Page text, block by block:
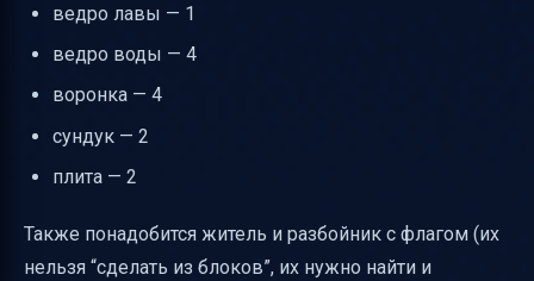
ведро лавы — 1
ведро воды — 4
воронка — 4
сундук — 2
плита — 2
Также понадобится житель и разбойник с флагом (их
нельзя “сделать из блоков”, их нужно найти и